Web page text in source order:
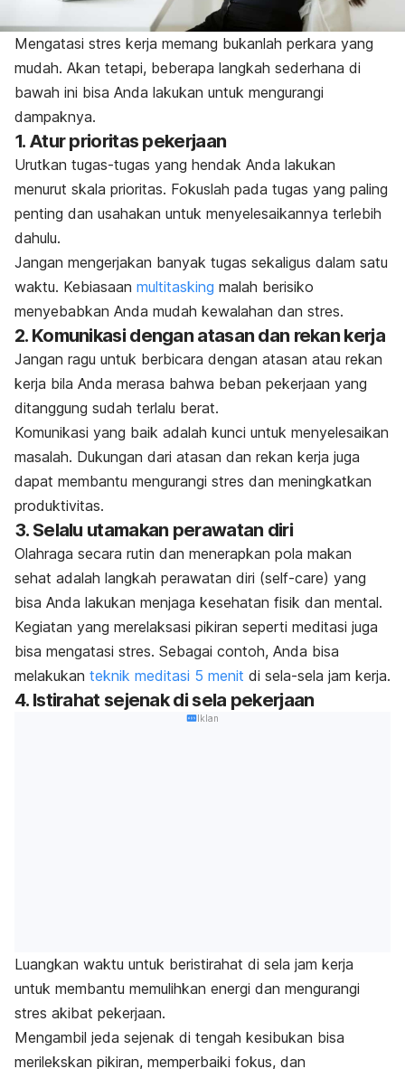
Mengatasi stres kerja memang bukanlah perkara yang
mudah. Akan tetapi, beberapa langkah sederhana di
bawah ini bisa Anda lakukan untuk mengurangi
dampaknya.
1. Atur prioritas pekerjaan
Urutkan tugas-tugas yang hendak Anda lakukan
menurut skala prioritas. Fokuslah pada tugas yang paling
penting dan usahakan untuk menyelesaikannya terlebih
dahulu.
Jangan mengerjakan banyak tugas sekaligus dalam satu
waktu. Kebiasaan multitasking malah berisiko
menyebabkan Anda mudah kewalahan dan stres.
2. Komunikasi dengan atasan dan rekan kerja
Jangan ragu untuk berbicara dengan atasan atau rekan
kerja bila Anda merasa bahwa beban pekerjaan yang
ditanggung sudah terlalu berat.
Komunikasi yang baik adalah kunci untuk menyelesaikan
masalah. Dukungan dari atasan dan rekan kerja juga
dapat membantu mengurangi stres dan meningkatkan
produktivitas.
3. Selalu utamakan perawatan diri
Olahraga secara rutin dan menerapkan pola makan
sehat adalah langkah perawatan diri (self-care) yang
bisa Anda lakukan menjaga kesehatan fisik dan mental.
Kegiatan yang merelaksasi pikiran seperti meditasi juga
bisa mengatasi stres. Sebagai contoh, Anda bisa
melakukan teknik meditasi 5 menit di sela-sela jam kerja.
4. Istirahat sejenak di sela pekerjaan
Iklan
Luangkan waktu untuk beristirahat di sela jam kerja
untuk membantu memulihkan energi dan mengurangi
stres akibat pekerjaan.
Mengambil jeda sejenak di tengah kesibukan bisa
merilekskan pikiran, memperbaiki fokus, dan